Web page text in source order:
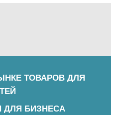
ТОВАРОВ ДЛЯ
ДЛЯ БИЗНЕСА